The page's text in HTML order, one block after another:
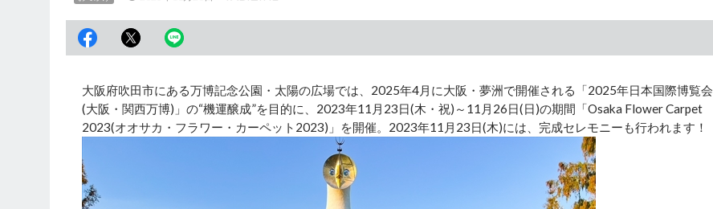
大阪府吹田市にある万博記念公園・太陽の広場では、2025年4月に大阪・夢洲で開催される「2025年日本国際博覧会
(大阪・関西万博)」の“機運醸成”を目的に、2023年11月23日(木・祝)～11月26日(日)の期間「Osaka Flower Carpet
2023(オオサカ・フラワー・カーペット2023)」を開催。2023年11月23日(木)には、完成セレモニーも行われます！